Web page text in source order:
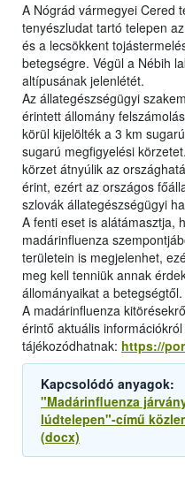
A Nógrád vármegyei Cered
tenyészludat tartó telepen
és a lecsökkent
betegségre. Végül a Nébih
altípusának jelenlétét.
Az állategészségügyi
érintett állomány
körül kijelölték a 3 km
sugarú megfigyelési
körzet átnyúlik az
érint, ezért az országos
szlovák állategészségügyi
A fenti eset is alátámasztja,
madárinfluenza
területein is megjelenhet,
meg kell tenniük annak
állományaikat a betegségtől.
A madárinfluenza
érintő aktuális
tájékozódhatnak: https://
Kapcsolódó anyagok:
"Madárinfluenza
lúdtelepen"-című
(docx)